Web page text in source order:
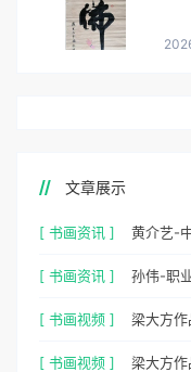
文章展示
[ 书画资讯 ]
[ 书画资讯 ] 孙伟-职
[ 书画视频 ] 梁大方
[ 书画视频 ] 梁大方作